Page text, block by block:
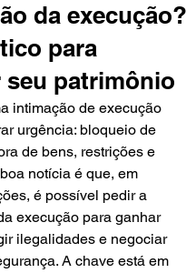
da execução?
para
seu patrimônio
intimação de execução
urgência: bloqueio de
de bens, restrições e
notícia é que, em
é possível pedir a
execução para ganhar
ilegalidades e negociar
A chave está em